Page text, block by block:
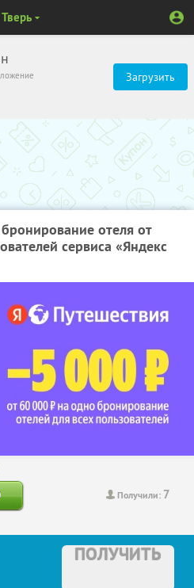
Загрузить
Тверь
отеля от
сервиса «Яндекс
Получили: 7
ПОЛУЧИТЬ